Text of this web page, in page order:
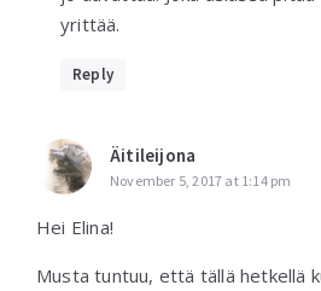
yrittää.
Reply
Äitileijona
November 5, 2017 at 1:14 pm
Hei Elina!
Musta tuntuu, että tällä hetkellä